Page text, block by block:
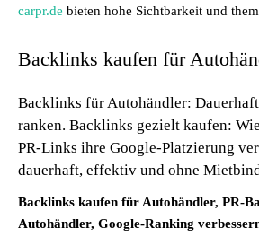
carpr.de bieten hohe Sichtbarkeit und
Backlinks kaufen für
Backlinks für Autohändler:
ranken. Backlinks gezielt kaufen:
PR-Links ihre Google-Platzierung
dauerhaft, effektiv und ohne
Backlinks kaufen für Autohändler, PR-
Autohändler, Google-Ranking